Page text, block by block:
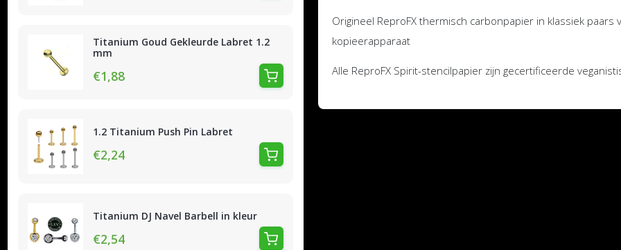
Titanium Goud Gekleurde Labret 1.2
mm
€1,88
1.2 Titanium Push Pin Labret
€2,24
Titanium DJ Navel Barbell in kleur
€2,54
Origineel ReproFX thermisch carbonpapier in klassiek
kopieerapparaat
Alle ReproFX Spirit-stencilpapier zijn gecertificeerde